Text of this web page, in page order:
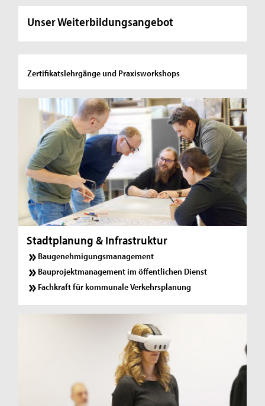
Unser Weiterbildungsangebot
Zertifikatslehrgänge und Praxisworkshops
Stadtplanung & Infrastruktur
Baugenehmigungsmanagement
Bauprojektmanagement im öffentlichen Dienst
Fachkraft für kommunale Verkehrsplanung